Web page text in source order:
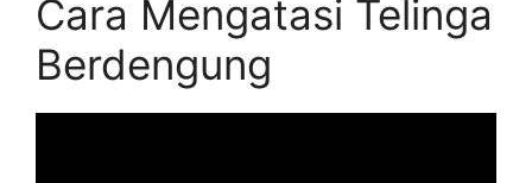
Cara Mengatasi Telinga
Berdengung